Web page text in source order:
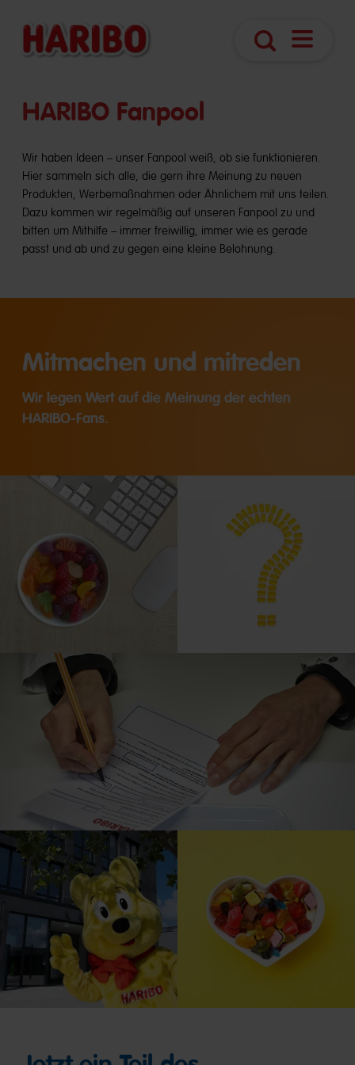
HARIBO Fanpool
Wir haben Ideen – unser Fanpool weiß, ob sie funktionieren.
Hier sammeln sich alle, die gern ihre Meinung zu neuen
Produkten, Werbemaßnahmen oder Ähnlichem mit uns teilen.
Dazu kommen wir regelmäßig auf unseren Fanpool zu und
bitten um Mithilfe – immer freiwillig, immer wie es gerade
passt und ab und zu gegen eine kleine Belohnung.
Mitmachen und mitreden
Wir legen Wert auf die Meinung der echten
HARIBO-Fans.